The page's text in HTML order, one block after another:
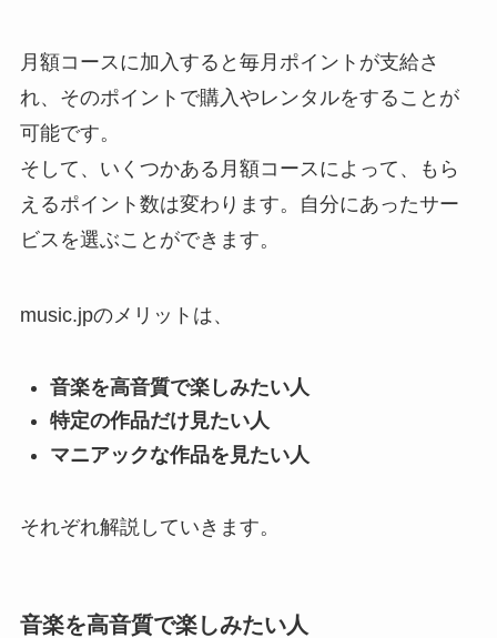
月額コースに加入すると毎月ポイントが支給さ
れ、そのポイントで購入やレンタルをすることが
可能です。
そして、いくつかある月額コースによって、もら
えるポイント数は変わります。自分にあったサー
ビスを選ぶことができます。
music.jpのメリットは、
音楽を高音質で楽しみたい人
特定の作品だけ見たい人
マニアックな作品を見たい人
それぞれ解説していきます。
音楽を高音質で楽しみたい人